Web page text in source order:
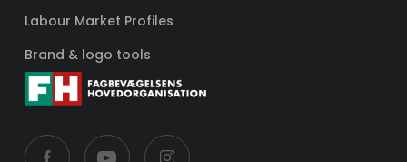
Labour Market Profiles
Brand & logo tools